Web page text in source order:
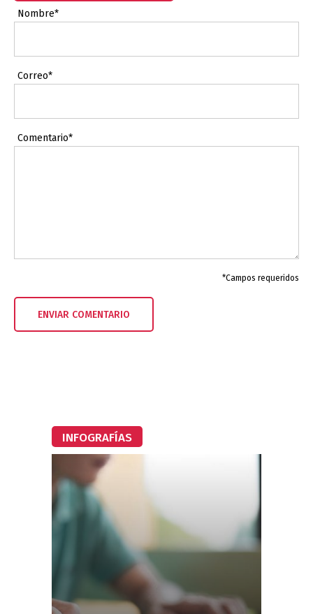
Nombre*
Correo*
Comentario*
*Campos requeridos
INFOGRAFÍAS